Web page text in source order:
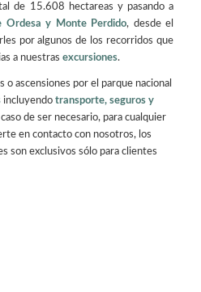
de 15.608 hectareas y pasando a
Ordesa y Monte Perdido, desde el
por algunos de los recorridos que
a nuestras excursiones.
ascensiones por el parque nacional
incluyendo transporte, seguros y
de ser necesario, para cualquier
en contacto con nosotros, los
son exclusivos sólo para clientes